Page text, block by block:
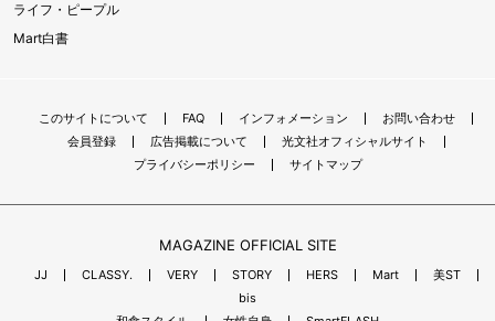
ライフ・ピープル
Mart白書
このサイトについて FAQ インフォメーション
お問い合わせ
会員登録
広告掲載について
光文社オフィシャルサイト
プライバシーポリシー
サイトマップ
MAGAZINE OFFICIAL SITE
JJ CLASSY. VERY STORY HERS Mart
美ST
bis